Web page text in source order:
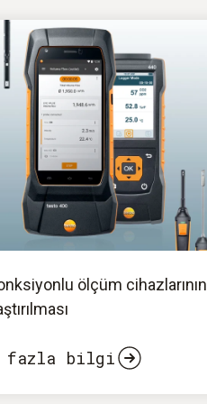
ölçüm cihazlarının
fazla bilgi